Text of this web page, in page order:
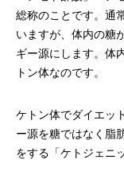
総称のことです。通
いますが、体内の糖
ギー源にします。体
トン体なのです。
ケトン体でダイエッ
ー源を糖ではなく脂
をする「ケトジェニ